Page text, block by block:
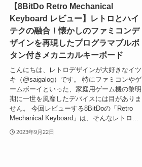
【8BitDo Retro Mechanical
Keyboard レビュー】レトロとハイ
テクの融合！懐かしのファミコンデ
ザインを再現したプログラマブルボ
タン付きメカニカルキーボード
こんにちは、レトロデザインが大好きなイツ
キ（@saigalog）です。 特にファミコンやゲ
ームボーイといった、家庭用ゲーム機の黎明
期に一世を風靡したデバイスには目がありま
せん。 今回レビューする8BitDoの「Retro
Mechanical Keyboard」は、そんなレトロ...
2023年9月22日